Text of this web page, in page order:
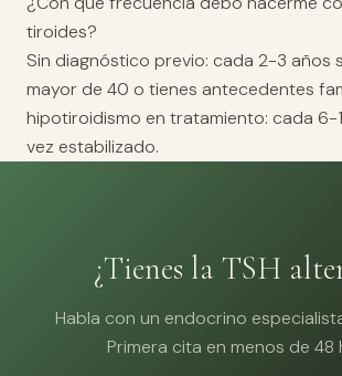
tiroides?
Sin diagnóstico previo: cada 2-3 años
mayor de 40 o tienes antecedentes
hipotiroidismo en tratamiento: cada 6-
vez estabilizado.
¿Tienes la TSH
Habla con un endocrino
Primera cita en menos de 48